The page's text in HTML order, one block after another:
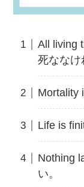
All living
死ななけ
Mortality
Life is
Nothing
い。